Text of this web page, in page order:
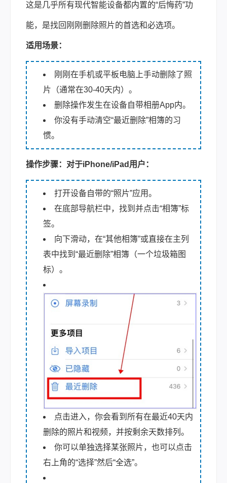
这是几乎所有现代智能设备都内置的“后悔药”功
能，是找回刚刚删除照片的首选和必选项。
适用场景：
刚刚在手机或平板电脑上手动删除了照
片（通常在30-40天内）。
删除操作发生在设备自带相册App内。
你没有手动清空“最近删除”相簿的习
惯。
操作步骤： 对于iPhone/iPad用户：
打开设备自带的“照片”应用。
在底部导航栏中，找到并点击“相簿”标
签。
向下滑动，在“其他相簿”或直接在主列
表中找到“最近删除”相簿（一个垃圾箱图
标）。
点击进入，你会看到所有在最近40天内
删除的照片和视频，并按剩余天数排列。
你可以单独选择某张照片，也可以点击
右上角的“选择”然后“全选”。